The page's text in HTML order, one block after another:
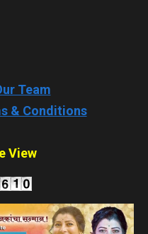
Team
& Conditions
View